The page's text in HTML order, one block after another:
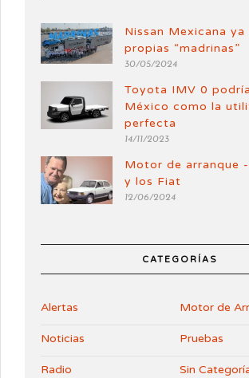
Nissan Mexicana ya
propias “madrinas”
30/05/2024
Toyota IMV 0
México como la
perfecta
14/11/2023
Motor de arranque
y los Fiat
12/06/2024
CATEGORÍAS
Alertas Motor de
Noticias Pruebas
Radio Sin